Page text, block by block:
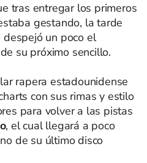
tras entregar los primeros
gestando, la tarde
despejó un poco el
su próximo sencillo.
rapera estadounidense
con sus rimas y estilo
para volver a las pistas
, el cual llegará a poco
de su último disco